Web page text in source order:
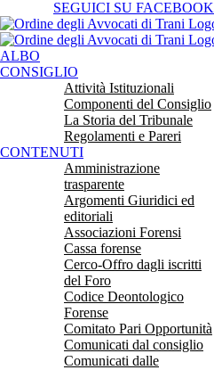
al
contenuto
SEGUICI SU FACEBOOK
ALBO
CONSIGLIO
Attività Istituzionali
Componenti del Consiglio
La Storia del Tribunale
Regolamenti e Pareri
CONTENUTI
Amministrazione
trasparente
Argomenti Giuridici ed
editoriali
Associazioni Forensi
Cassa forense
Cerco-Offro dagli iscritti
del Foro
Codice Deontologico
Forense
Comitato Pari Opportunità
Comunicati dal consiglio
Comunicati dalle